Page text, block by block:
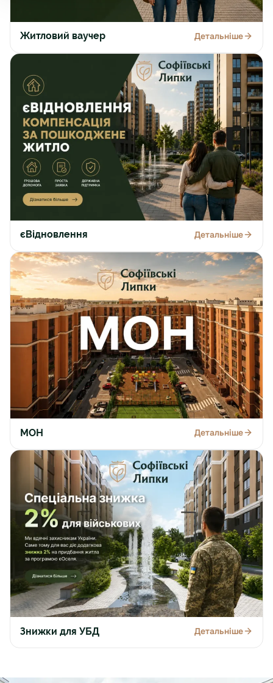
Житловий ваучер Детальніше
єВідновлення Детальніше
МОН Детальніше
Знижки для УБД Детальніше